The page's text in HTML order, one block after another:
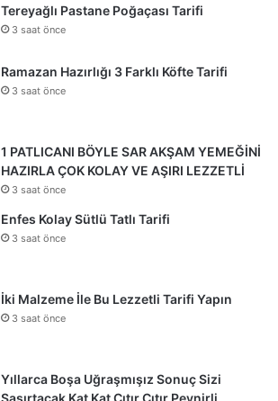
Tereyağlı Pastane Poğaçası Tarifi
3 saat önce
Ramazan Hazırlığı 3 Farklı Köfte Tarifi
3 saat önce
1 PATLICANI BÖYLE SAR AKŞAM YEMEĞİNİ
HAZIRLA ÇOK KOLAY VE AŞIRI LEZZETLİ
3 saat önce
Enfes Kolay Sütlü Tatlı Tarifi
3 saat önce
İki Malzeme İle Bu Lezzetli Tarifi Yapın
3 saat önce
Yıllarca Boşa Uğraşmışız Sonuç Sizi